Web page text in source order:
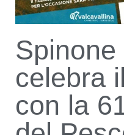
celebra
con la